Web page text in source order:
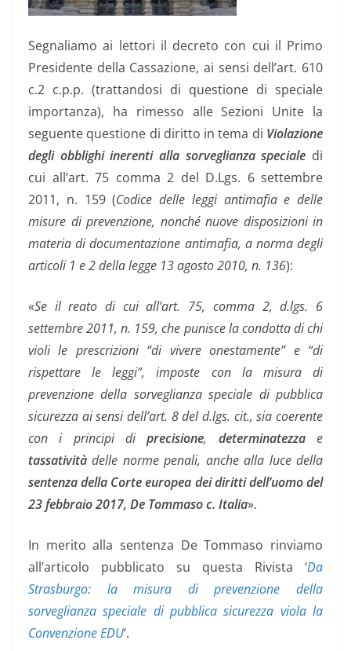
Segnaliamo ai lettori il decreto con cui il Primo
Presidente della Cassazione, ai sensi dell’art. 610
c.2 c.p.p. (trattandosi di questione di speciale
importanza), ha rimesso alle Sezioni Unite la
seguente questione di diritto in tema di Violazione
degli obblighi inerenti alla sorveglianza speciale di
cui all’art. 75 comma 2 del D.Lgs. 6 settembre
2011, n. 159 (Codice delle leggi antimafia e delle
misure di prevenzione, nonché nuove disposizioni in
materia di documentazione antimafia, a norma degli
articoli 1 e 2 della legge 13 agosto 2010, n. 136):
«Se il reato di cui all’art. 75, comma 2, d.lgs. 6
settembre 2011, n. 159, che punisce la condotta di chi
violi le prescrizioni “di vivere onestamente” e “di
rispettare le leggi”, imposte con la misura di
prevenzione della sorveglianza speciale di pubblica
sicurezza ai sensi dell’art. 8 del d.lgs. cit., sia coerente
con i principi diprecisione, determinatezzae
tassatività delle norme penali, anche alla luce della
sentenza della Corte europea dei diritti dell’uomo del
23 febbraio 2017, De Tommaso c. Italia».
In merito alla sentenza De Tommaso rinviamo
all’articolo pubblicato su questa Rivista ‘Da
Strasburgo: la misura di prevenzione della
sorveglianza speciale di pubblica sicurezza viola la
Convenzione EDU‘.